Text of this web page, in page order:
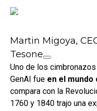
Martin Migoya,
Tesone
Uno de los
GenAI fue en el mundo
compara con la
1760 y 1840 trajo una